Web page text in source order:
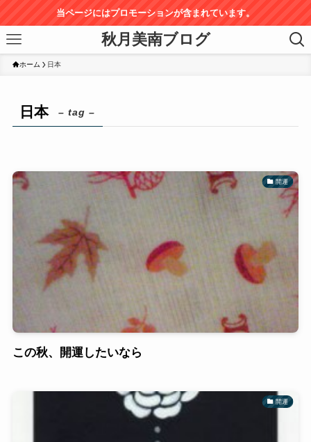
当ページにはプロモーションが含まれています。
秋月美南ブログ
ホーム 日本
日本 – tag –
開運
この秋、開運したいなら
開運